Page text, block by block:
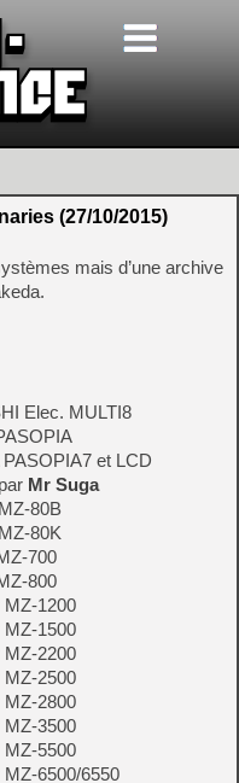
(27/10/2015)
mais d’une archive
Elec. MULTI8
et LCD
Mr Suga
80B
80K
700
800
MZ-1200
MZ-1500
MZ-2200
MZ-2500
MZ-2800
MZ-3500
MZ-5500
6500/6550